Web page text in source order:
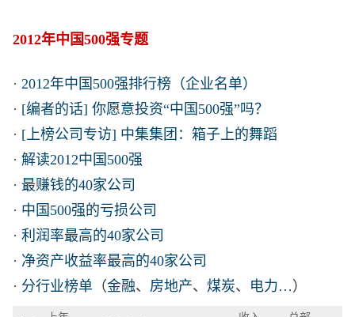
2012年中国500强专题
· 2012年中国500强排行榜（企业名单）
· [编者的话] 你愿意投资“中国500强”吗？
· [上榜公司专访] 中集集团：箱子上的舞蹈
· 解读2012中国500强
· 最赚钱的40家公司
· 中国500强的亏损公司
· 利润率最高的40家公司
· 净资产收益率最高的40家公司
· 分行业榜单 （金融、 房地产、 煤炭、 电力… ）